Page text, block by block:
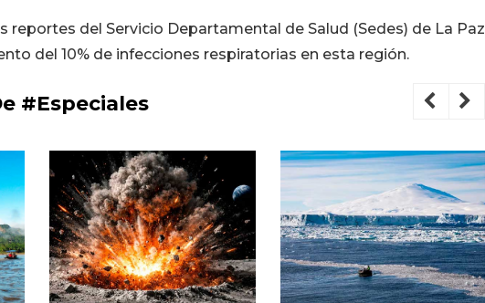
reportes del Servicio Departamental de Salud (Sedes) de La Paz
del 10% de infecciones respiratorias en esta región.
#Especiales